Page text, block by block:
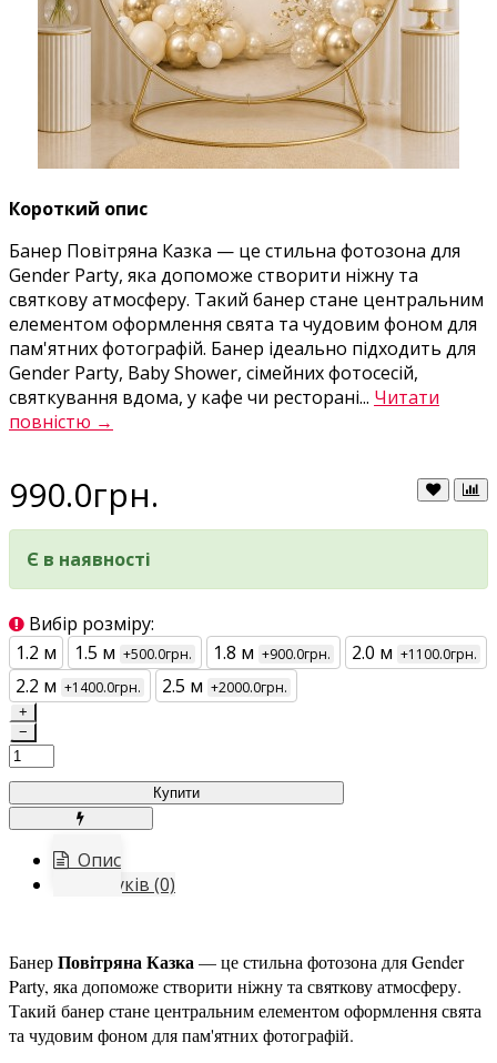
Короткий опис
Банер Повітряна Казка — це стильна фотозона для
Gender Party, яка допоможе створити ніжну та
святкову атмосферу. Такий банер стане центральним
елементом оформлення свята та чудовим фоном для
пам'ятних фотографій. Банер ідеально підходить для
Gender Party, Baby Shower, сімейних фотосесій,
святкування вдома, у кафе чи ресторані... Читати
повністю →
990.0грн.
Є в наявності
Вибір розміру:
1.2 м
1.5 м +500.0грн. 1.8 м +900.0грн. 2.0 м +1100.0грн.
2.2 м +1400.0грн. 2.5 м +2000.0грн.
+
−
Купити
Опис
Відгуків (0)
БанерПовітряна Казка — це стильна фотозона для Gender
Party, яка допоможе створити ніжну та святкову атмосферу.
Такий банер стане центральним елементом оформлення свята
та чудовим фоном для пам'ятних фотографій.